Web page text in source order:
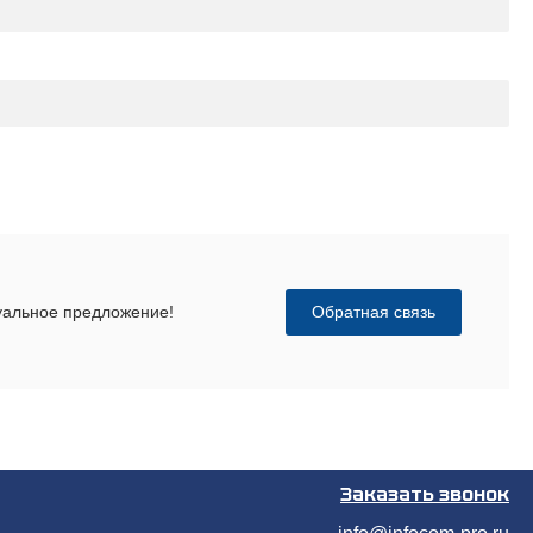
предложение! Обратная связь
Заказать звонок